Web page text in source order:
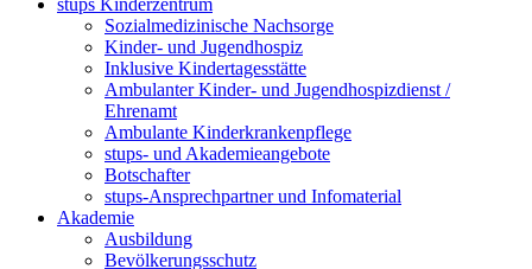
stups Kinderzentrum
Sozialmedizinische Nachsorge
Kinder- und Jugendhospiz
Inklusive Kindertagesstätte
Ambulanter Kinder- und Jugendhospizdienst /
Ehrenamt
Ambulante Kinderkrankenpflege
stups- und Akademieangebote
Botschafter
stups-Ansprechpartner und Infomaterial
Akademie
Ausbildung
Bevölkerungsschutz